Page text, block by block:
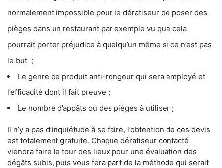
normalement impossible pour le dératiseur de poser des
pièges dans un restaurant par exemple vu que cela
pourrait porter préjudice à quelqu’un même si ce n’est pas
le but ;
Le genre de produit anti-rongeur qui sera employé et
l’efficacité dont il fait preuve ;
Le nombre d’appâts ou des pièges à utiliser ;
Il n’y a pas d’inquiétude à se faire, l’obtention de ces devis
est totalement gratuite. Chaque dératiseur contacté
viendra faire le tour des lieux pour une évaluation des
dégâts subis, puis vous fera part de la méthode qui serait